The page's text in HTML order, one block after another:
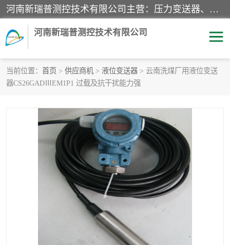
河南新瑞普测控技术有限公司主营：压力变送器、液位变送器、差压变送器、雷达料位计、电容物位计、温度显示控制仪表、电量变送器、流量计、工业自动化系统成套设备。
河南新瑞普测控技术有限公司
当前位置： 首页 > 供应商机 > 液位变送器 > 云南洗煤厂用液位变送
器CS26GADⅢEM1P1 过载及抗干扰能力强
霍尼韦尔压力变送器 CS系列变送器
1151/3351产品分类 精巧型压力变送器
液位变送器 雷达料位计
标准型工业压力变送器 罐旁显示仪
温度传感器变送器
电量变送器